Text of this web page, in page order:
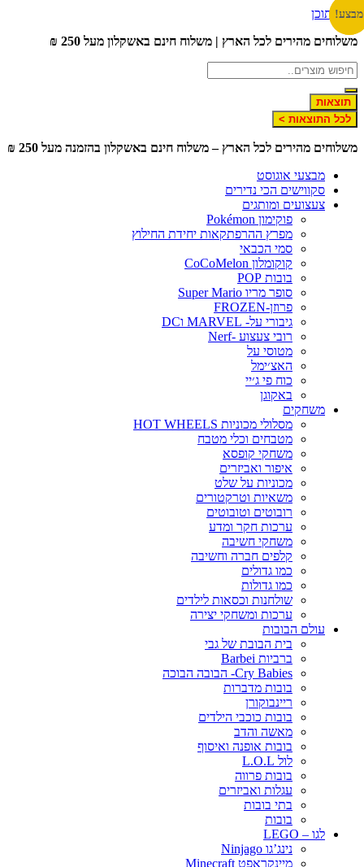
דלג לתוכן
משלוחים מהירים לכל הארץ | משלוח חינם באשקלון מעל 250 ₪
תוצאות
לכל התוצאות >
משלוחים מהירים לכל הארץ – משלוח חינם באשקלון בהזמנה מעל 250 ₪
מבצעי אוגוסט
סקווישים הכי נדירים
צעצועים ומותגים
פוקימון Pokémon
מפרץ ההרפתקאות יחידת החילוץ
סמי הכבאי
קוקומלון CoCoMelon
בובות POP
סופר מריו Super Mario
פרוזן-FROZEN
גיבורי על- MARVEL וDC
רובי צעצוע -Nerf
מטוסי על
האצ׳ימל
כוח פי ג׳יי
באקוגן
משחקים
מסלולי מכוניות HOT WHEELS
מטבחים וכלי מטבח
משחקי קופסא
איפור ואביזרים
מכוניות על שלט
משאיות וטרקטורים
רובוטים וטובוטים
ערכות חקר ומדע
משחקי חשיבה
קלפים חברה וחשיבה
כמו גדולים
כמו גדולות
שולחנות וכסאות לילדים
ערכות ומשחקי יצירה
עולם הבובות
בית הבובת של גבי
ברביות Barbei
Cry Babies- הבובה הבוכה
בובות מדברות
ריינבוקורן
בובות כוכבי הילדים
מאשה והדב
בובות אופנה ואיסוף
לול L.O.L
בובות פרווה
עגלות ואביזרים
בתי בובות
בובות
לגו – LEGO
נינג’גו Ninjago
מיינקראפט Minecraft
מבצע!
מבצע!